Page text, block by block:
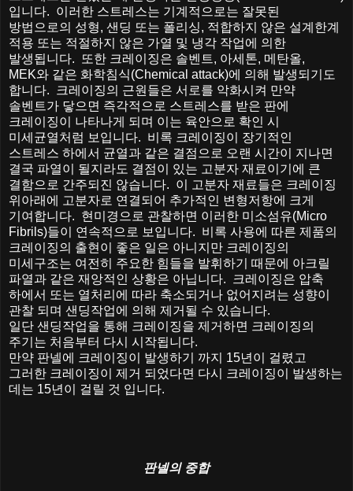
입니다. 이러한 스트레스는 기계적으로는 잘못된
방법으로의 성형, 샌딩 또는 폴리싱, 적합하지 않은 설계한계
적용 또는 적절하지 않은 가열 및 냉각 작업에 의한
발생됩니다. 또한 크레이징은 솔벤트, 아세톤, 메탄올,
MEK와 같은 화학침식(Chemical attack)에 의해 발생되기도
합니다. 크레이징의 근원들은 서로를 악화시켜 만약
솔벤트가 닿으면 즉각적으로 스트레스를 받은 판에
크레이징이
나타나게 되며 이는 육안으로 확인 시
미세균열처럼 보입니다. 비록 크레이징이
장기적인
스트레스 하에서 균열과 같은 결점으로 오랜 시간이
지나면
결국 파열이 될지라도 결점이 있는 고분자 재료이기에 큰
결함으로 간주되진 않습니다. 이 고분자 재료들은 크레이징
위아래에
고분자로 연결되어 추가적인 변형저항에
크게
기여합니다. 현미경으로 관찰하면 이러한 미소섬유(Micro
Fibrils)들이 연속적으로 보입니다. 비록 사용에 따른 제품의
크레이징의 출현이 좋은 일은 아니지만 크레이징의
미세구조는 여전히 주요한 힘들을 발휘하기 때문에 아크릴
파열과 같은 재앙적인 상황은 아닙니다. 크레이징은 압축
하에서 또는 열처리에 따라 축소되거나 없어지려는 성향이
관찰 되며 샌딩작업에 의해 제거될 수 있습니다.
일단 샌딩작업을 통해 크레이징을 제거하면 크레이징의
주기는 처음부터 다시 시작됩니다.
만약 판넬에 크레이징이 발생하기 까지 15년이
걸렸고
그러한 크레이징이 제거 되었다면 다시 크레이징이
발생하는
데는 15년이 걸릴 것 입니다.
판넬의 중합